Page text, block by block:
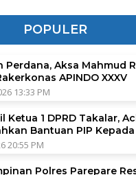
POPULER
Perdana, Aksa Mahmud
APINDO XXXV
13:33 PM
Ketua 1 DPRD Takalar,
Bantuan PIP
20:55 PM
Polres Parepare